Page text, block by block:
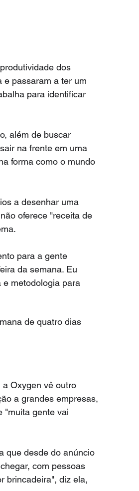
dos
e passaram a ter um
para identificar
além de buscar
na frente em uma
forma como o mundo
a desenhar uma
oferece "receita de
para a gente
da semana. Eu
e metodologia para
de quatro dias
Oxygen vê outro
a grandes empresas,
"muita gente vai
que desde do anúncio
com pessoas
brincadeira", diz ela,